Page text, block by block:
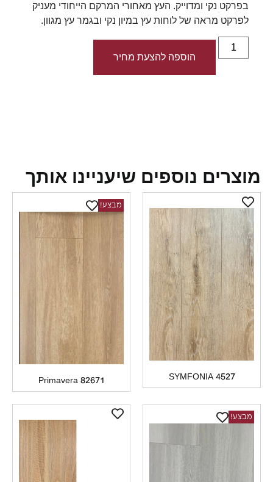
בפרקט נקי ומדוייק. העץ מאחורי המרקם הייחודי מעניק
לפרקט מראה של לוחות עץ במיון נקי ובגמר עץ מגוון.
הוספה להצעת מחיר
נוספים שיעניינו אותך
SYMFONIA 4527
Primavera 82671